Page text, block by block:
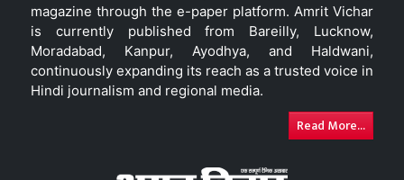
magazine through the e-paper platform. Amrit Vichar
is currently published from Bareilly, Lucknow,
Moradabad, Kanpur, Ayodhya, and Haldwani,
continuously expanding its reach as a trusted voice in
Hindi journalism and regional media.
Read More...